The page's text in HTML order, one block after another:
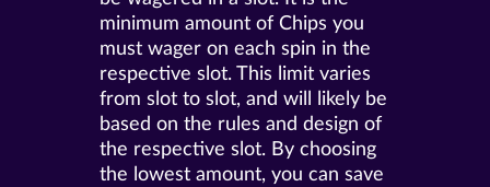
minimum amount of Chips you
must wager on each spin in the
respective slot. This limit varies
from slot to slot, and will likely be
based on the rules and design of
the respective slot. By choosing
the lowest amount, you can save